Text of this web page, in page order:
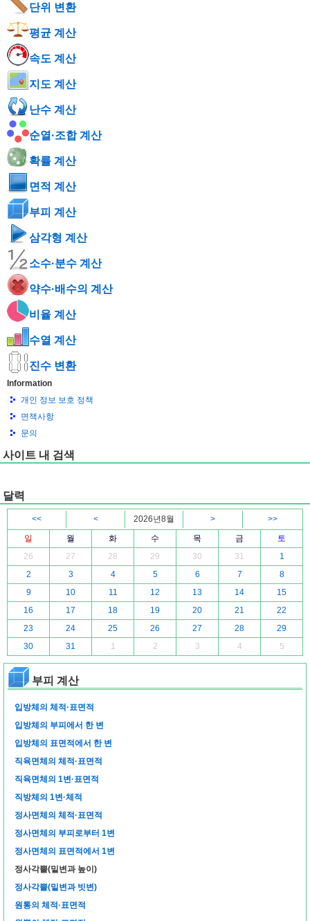
단위 변환
평균 계산
속도 계산
지도 계산
난수 계산
순열·조합 계산
확률 계산
면적 계산
부피 계산
삼각형 계산
소수·분수 계산
약수·배수의 계산
비율 계산
수열 계산
진수 변환
Information
개인 정보 보호 정책
면책사항
문의
사이트 내 검색
달력
<< < 2026년8월 >
>>
일
월 화 수 목 금
토
26
27 28 29 30 31
1
2
3 4 5 6 7
8
9
10 11 12 13 14
15
16
17 18 19 20 21
22
23
24 25 26 27 28
29
30
31 1 2 3 4 5
부피 계산
입방체의 체적·표면적
입방체의 부피에서 한 변
입방체의 표면적에서 한 변
직육면체의 체적·표면적
직육면체의 1변·표면적
직방체의 1변·체적
정사면체의 체적·표면적
정사면체의 부피로부터 1변
정사면체의 표면적에서 1변
정사각뿔(밑변과 높이)
정사각뿔(밑변과 빗변)
원통의 체적·표면적